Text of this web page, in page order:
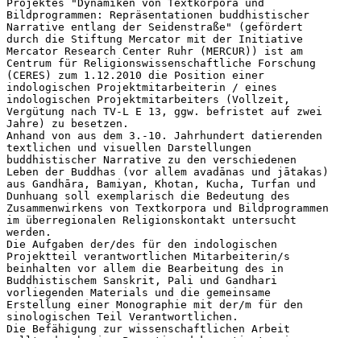
Projektes "Dynamiken von Textkorpora und
Bildprogrammen: Repräsentationen buddhistischer
Narrative entlang der Seidenstraße" (gefördert
durch die Stiftung Mercator mit der Initiative
Mercator Research Center Ruhr (MERCUR)) ist am
Centrum für Religionswissenschaftliche Forschung
(CERES) zum 1.12.2010 die Position einer
indologischen Projektmitarbeiterin / eines
indologischen Projektmitarbeiters (Vollzeit,
Vergütung nach TV-L E 13, ggw. befristet auf zwei
Jahre) zu besetzen.
Anhand von aus dem 3.-10. Jahrhundert datierenden
textlichen und visuellen Darstellungen
buddhistischer Narrative zu den verschiedenen
Leben der Buddhas (vor allem avadānas und jātakas)
aus Gandhāra, Bamiyan, Khotan, Kucha, Turfan und
Dunhuang soll exemplarisch die Bedeutung des
Zusammenwirkens von Textkorpora und Bildprogrammen
im überregionalen Religionskontakt untersucht
werden.
Die Aufgaben der/des für den indologischen
Projektteil verantwortlichen Mitarbeiterin/s
beinhalten vor allem die Bearbeitung des in
Buddhistischem Sanskrit, Pali und Gandhari
vorliegenden Materials und die gemeinsame
Erstellung einer Monographie mit der/m für den
sinologischen Teil Verantwortlichen.
Die Befähigung zur wissenschaftlichen Arbeit